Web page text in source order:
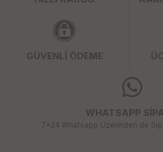
GÜVENLİ ÖDEME
WHATSAPP
7x24 Whatsapp Üzerinden de